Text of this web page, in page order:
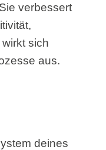
verbessert
sich
aus.
deines